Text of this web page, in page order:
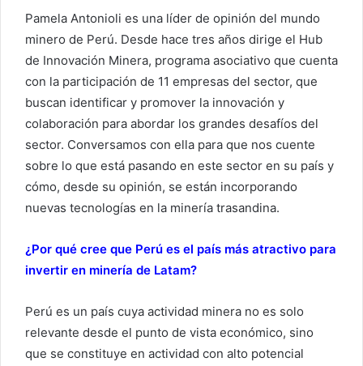
​Pamela Antonioli es una líder de opinión del mundo
minero de Perú. Desde hace tres años dirige el Hub
de Innovación Minera, programa asociativo que cuenta
con la participación de 11 empresas del sector, que
buscan identificar y promover la innovación y
colaboración para abordar los grandes desafíos del
sector. Conversamos con ella para que nos cuente
sobre lo que está pasando en este sector en su país y
cómo, desde su opinión, se están incorporando
nuevas tecnologías en la minería trasandina.
¿Por qué cree que Perú es el país más atractivo para
invertir en minería de Latam?
Perú es un país cuya actividad minera no es solo
relevante desde el punto de vista económico, sino
que se constituye en actividad con alto potencial